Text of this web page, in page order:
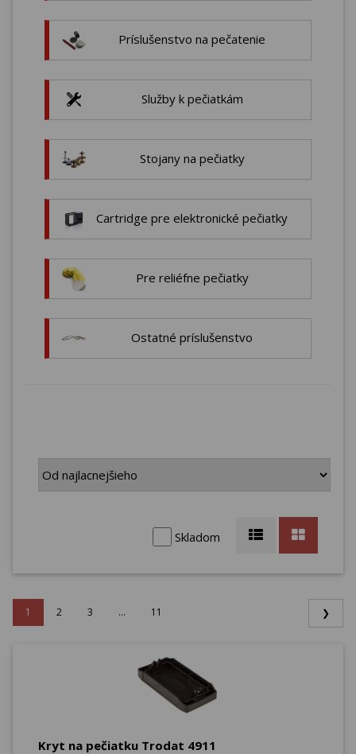
Príslušenstvo na pečatenie
Služby k pečiatkám
Stojany na pečiatky
Cartridge pre elektronické pečiatky
Pre reliéfne pečiatky
Ostatné príslušenstvo
Skladom
1 2 3 ... 11 ❯
Kryt na pečiatku Trodat 4911